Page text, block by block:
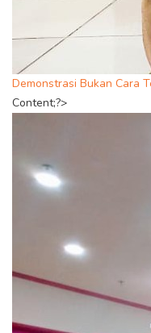
Demonstrasi Bukan Cara
Content;?>